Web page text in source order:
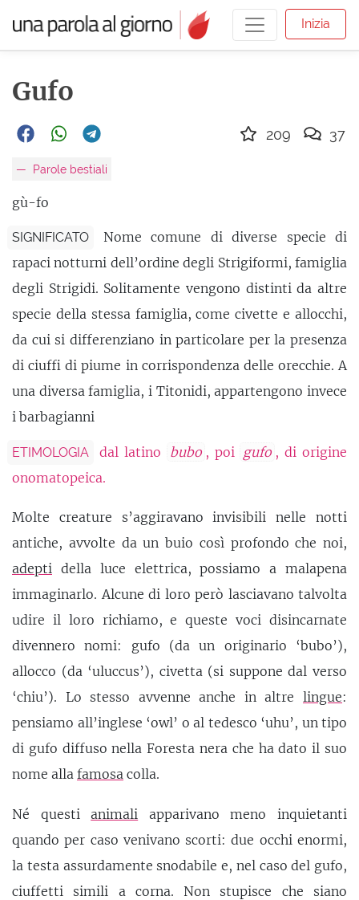
Inizia
Gufo
Parole bestiali
gù-fo
SIGNIFICATO
Nome comune di diverse specie di
rapaci notturni dell’ordine degli Strigiformi, famiglia
degli Strigidi. Solitamente vengono distinti da altre
specie della stessa famiglia, come civette e allocchi,
da cui si differenziano in particolare per la presenza
di ciuffi di piume in corrispondenza delle orecchie. A
una diversa famiglia, i Titonidi, appartengono invece
i barbagianni
ETIMOLOGIA dal latino bubo , poi gufo , di origine
onomatopeica.
Molte creature s’aggiravano invisibili nelle notti
antiche, avvolte da un buio così profondo che noi,
adepti della luce elettrica, possiamo a malapena
immaginarlo. Alcune di loro però lasciavano talvolta
udire il loro richiamo, e queste voci disincarnate
divennero nomi: gufo (da un originario ‘bubo’),
allocco (da ‘uluccus’), civetta (si suppone dal verso
‘chiu’). Lo stesso avvenne anche in altre lingue:
pensiamo all’inglese ‘owl’ o al tedesco ‘uhu’, un tipo
di gufo diffuso nella Foresta nera che ha dato il suo
nome alla famosa colla.
Né questianimali apparivano meno inquietanti
quando per caso venivano scorti: due occhi enormi,
la testa assurdamente snodabile e, nel caso del gufo,
ciuffetti simili a corna. Non stupisce che siano
209 37